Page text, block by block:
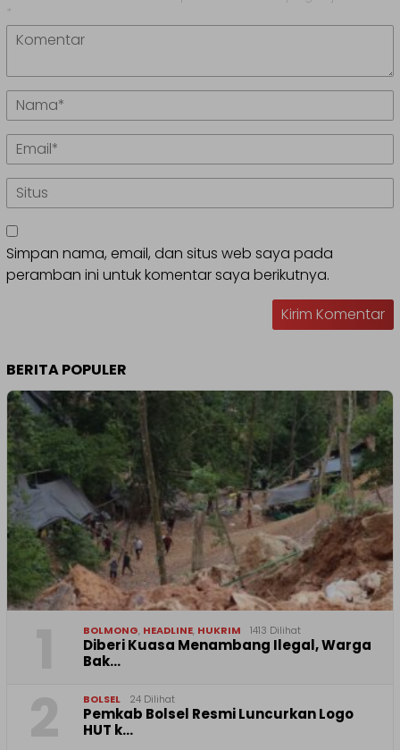
*
Simpan nama, email, dan situs web saya pada
peramban ini untuk komentar saya berikutnya.
BERITA POPULER
BOLMONG, HEADLINE, HUKRIM 1413 Dilihat
Diberi Kuasa Menambang Ilegal, Warga
Bak…
BOLSEL 24 Dilihat
Pemkab Bolsel Resmi Luncurkan Logo
HUT k…